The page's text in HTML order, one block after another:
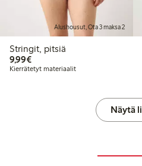
Alushousut, Ota 3 maksa 2
Stringit, pitsiä
9,99€9,99 €
Kierrätetyt materiaalit
Näytä